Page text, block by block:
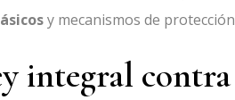
y mecanismos de
integral